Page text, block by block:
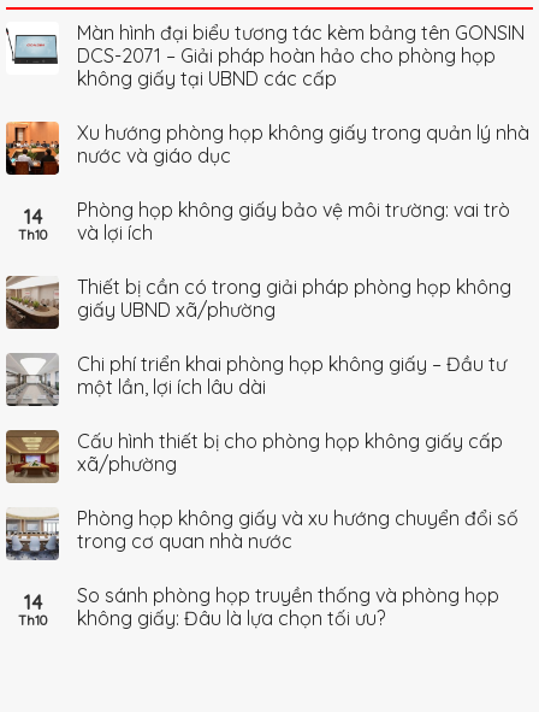
Màn hình đại biểu tương tác kèm bảng tên GONSIN
DCS-2071 – Giải pháp hoàn hảo cho phòng họp
không giấy tại UBND các cấp
Xu hướng phòng họp không giấy trong quản lý nhà
nước và giáo dục
14
Th10
Phòng họp không giấy bảo vệ môi trường: vai trò
và lợi ích
Thiết bị cần có trong giải pháp phòng họp không
giấy UBND xã/phường
Chi phí triển khai phòng họp không giấy – Đầu tư
một lần, lợi ích lâu dài
Cấu hình thiết bị cho phòng họp không giấy cấp
xã/phường
Phòng họp không giấy và xu hướng chuyển đổi số
trong cơ quan nhà nước
14
Th10
So sánh phòng họp truyền thống và phòng họp
không giấy: Đâu là lựa chọn tối ưu?